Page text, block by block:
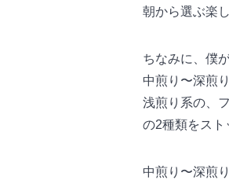
朝から選ぶ楽
ちなみに、僕
中煎り〜深煎
浅煎り系の、
の2種類をスト
中煎り〜深煎